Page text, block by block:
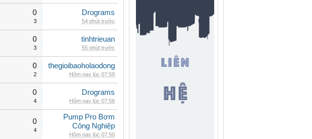
0
3
Drograms
54 phút trước
0
3
tinhtrieuan
55 phút trước
0
2
thegioibaoholaodong
Hôm nay lúc 07:59
0
4
Drograms
Hôm nay lúc 07:56
0
4
Pump Pro Bơm
Công Nghiệp
Hôm nay lúc 07:50